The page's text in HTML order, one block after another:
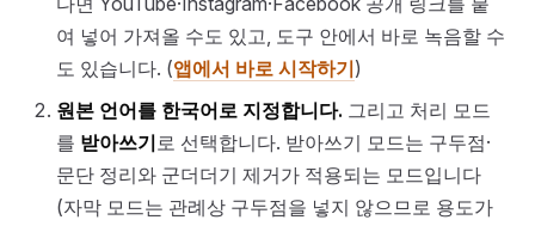
여 넣어 가져올 수도 있고, 도구 안에서 바로 녹음할 수
도 있습니다. (앱에서 바로 시작하기)
원본 언어를 한국어로 지정합니다. 그리고 처리 모드
를 받아쓰기로 선택합니다. 받아쓰기 모드는 구두점·
문단 정리와 군더더기 제거가 적용되는 모드입니다
(자막 모드는 관례상 구두점을 넣지 않으므로 용도가